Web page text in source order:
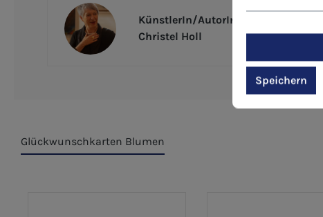
KünstlerIn/AutorIn
Christel Holl
Glückwunschkarten Blumen
Speichern